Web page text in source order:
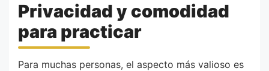
Privacidad y comodidad
para practicar
Para muchas personas, el aspecto más valioso es